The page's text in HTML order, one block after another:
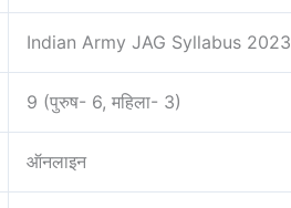
Indian Army JAG Syllabus 2023
9 (पुरुष- 6, महिला- 3)
ऑनलाइन